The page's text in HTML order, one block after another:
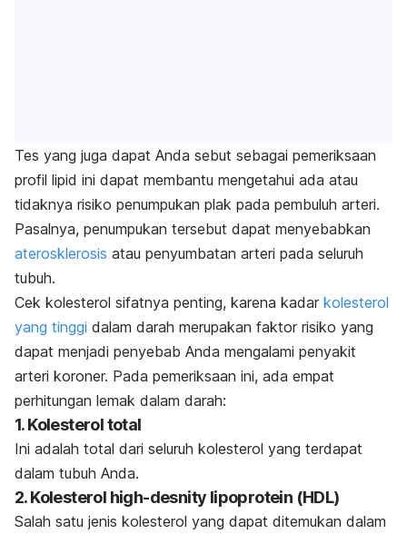
Tes yang juga dapat Anda sebut sebagai pemeriksaan
profil lipid ini dapat membantu mengetahui ada atau
tidaknya risiko penumpukan plak pada pembuluh arteri.
Pasalnya, penumpukan tersebut dapat menyebabkan
aterosklerosis atau penyumbatan arteri pada seluruh
tubuh.
Cek kolesterol sifatnya penting, karena kadar kolesterol
yang tinggi dalam darah merupakan faktor risiko yang
dapat menjadi penyebab Anda mengalami penyakit
arteri koroner. Pada pemeriksaan ini, ada empat
perhitungan lemak dalam darah:
1. Kolesterol total
Ini adalah total dari seluruh kolesterol yang terdapat
dalam tubuh Anda.
2. Kolesterol high-desnity lipoprotein (HDL)
Salah satu jenis kolesterol yang dapat ditemukan dalam